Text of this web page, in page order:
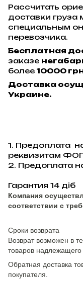
Рассчитать
доставки
специальным
перевозчика.
Бесплатная
заказе
более 10000
Доставка
Украине.
1. Предоплата
реквизитам
2. Предоплата
Гарантия 14 діб
Компания
соответствии с
Сроки возврата
Возврат возможен в
товаров надлежащего
Обратная доставка
покупателя.